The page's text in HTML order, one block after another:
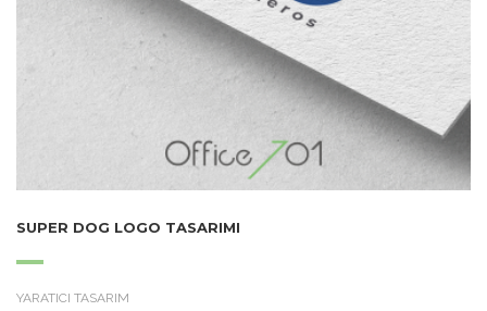
SUPER DOG LOGO TASARIMI
YARATICI TASARIM